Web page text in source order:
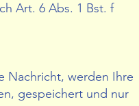
Art. 6 Abs. 1 Bst. f
Nachricht, werden Ihre
gespeichert und nur